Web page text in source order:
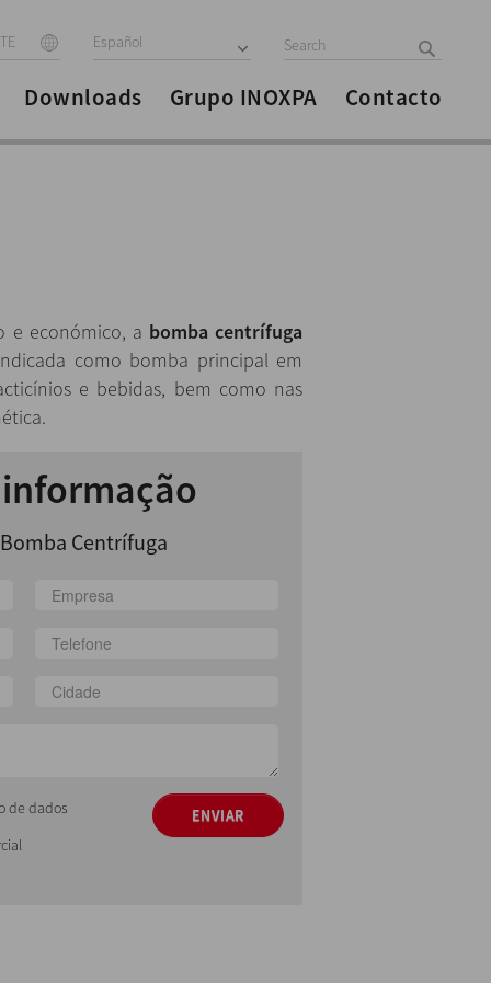
Español
Downloads Grupo INOXPA Contacto
e económico, a bomba centrífuga
como bomba principal em
e bebidas, bem como nas
Bomba Centrífuga
de dados
ENVIAR